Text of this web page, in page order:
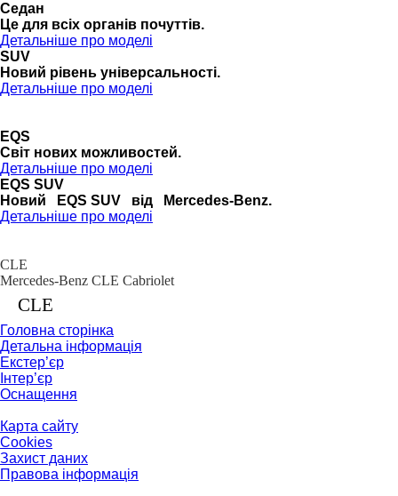
Седан
Це для всіх органів почуттів.
Детальніше про моделі
SUV
Новий рівень універсальності.
Детальніше про моделі
EQS
Cвіт нових можливостей.
Детальніше про моделі
EQS SUV
Новий EQS SUV від Mercedes-Benz.
Детальніше про моделі
CLE
Mercedes-Benz CLE Cabriolet
CLE
Головна сторінка
Детальна інформація
Екстер’єр
Інтер’єр
Оснащення
Карта сайту
Cookies
Захист даних
Правова інформація